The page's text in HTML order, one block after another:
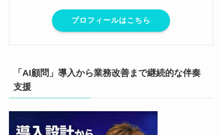
プロフィールはこちら
「AI顧問」導入から業務改善まで継続的な伴奏
支援